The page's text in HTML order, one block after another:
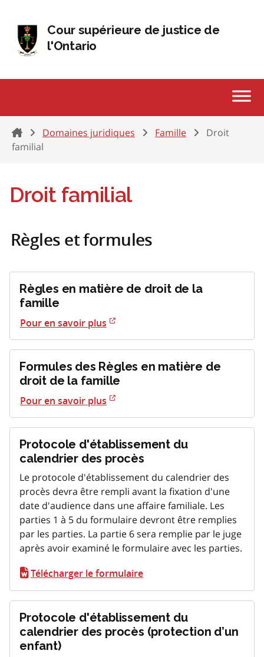
Cour supérieure de justice de
l'Ontario
HomeDomaines juridiques Famille
Droit
familial
Droit familial
Règles et formules
Règles en matière de droit de la
famille
Pour en savoir plus
Formules des Règles en matière de
droit de la famille
Pour en savoir plus
Protocole d'établissement du
calendrier des procès
Le protocole d'établissement du calendrier des
procès devra être rempli avant la fixation d'une
date d'audience dans une affaire familiale. Les
parties 1 à 5 du formulaire devront être remplies
par les parties. La partie 6 sera remplie par le juge
après avoir examiné le formulaire avec les parties.
Télécharger le formulaire
Protocole d'établissement du
calendrier des procès (protection d’un
enfant)